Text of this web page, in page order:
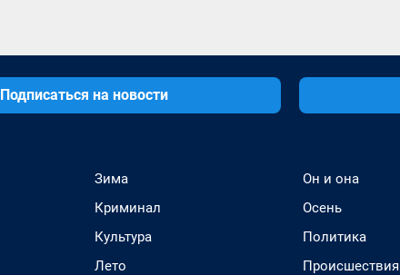
Подписаться на новости
Зима
Криминал
Культура
Лето
Он и она
Осень
Политика
Происшествия